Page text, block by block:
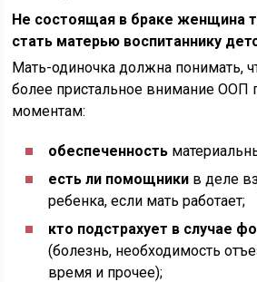
Не состоящая в браке женщина
стать матерью воспитаннику
Мать-одиночка должна понимать,
более пристальное внимание
моментам:
обеспеченность
есть ли помощники в деле
ребенка, если мать работает;
кто подстрахует в случае
(болезнь, необходимость
время и прочее);